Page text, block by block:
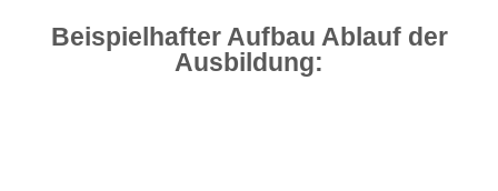
Beispielhafter Aufbau Ablauf der
Ausbildung: